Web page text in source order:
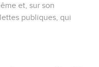
et, sur son
publiques, qui